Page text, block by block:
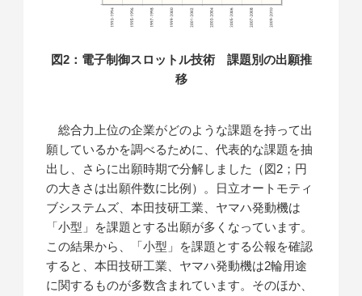
図2：電子制御スロットル技術 課題別の出願推
移
総合力上位の企業がどのような課題を持って出
願しているかを調べるために、代表的な課題を抽
出し、さらに出願時期で分解しました（図2；円
の大きさは出願件数に比例）。日立オートモティ
ブシステムズ、本田技研工業、ヤマハ発動機は
「小型」を課題とする出願が多くなっています。
この結果から、「小型」を課題とする公報を確認
すると、本田技研工業、ヤマハ発動機は2輪用途
に関するものが多数含まれています。そのほか、